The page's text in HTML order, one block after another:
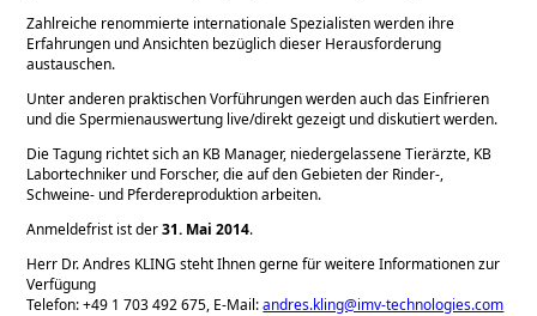
Zahlreiche renommierte internationale Spezialisten werden ihre
Erfahrungen und Ansichten bezüglich dieser Herausforderung
austauschen.
Unter anderen praktischen Vorführungen werden auch das Einfrieren
und die Spermienauswertung live/direkt gezeigt und diskutiert werden.
Die Tagung richtet sich an KB Manager, niedergelassene Tierärzte, KB
Labortechniker und Forscher, die auf den Gebieten der Rinder-,
Schweine- und Pferdereproduktion arbeiten.
Anmeldefrist ist der31. Mai 2014.
Herr Dr. Andres KLING steht Ihnen gerne für weitere Informationen zur
Verfügung
Telefon: +49 1 703 492 675, E-Mail:andres.kling@imv-technologies.com